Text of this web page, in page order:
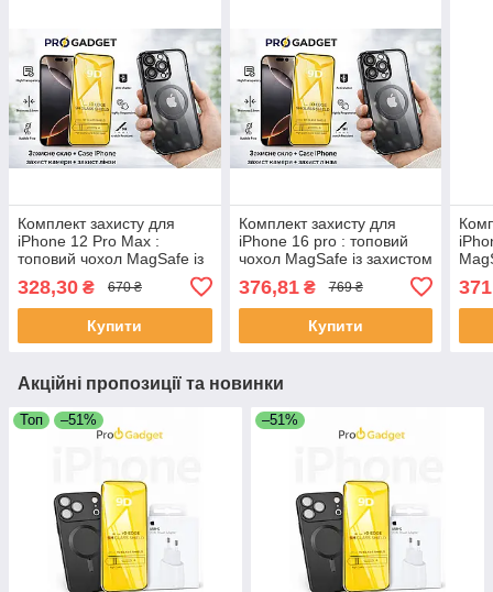
Комплект захисту для
iPhone 12 Pro Max :
топовий чохол MagSafe із
захисне скло 9D | Вибір
кольору
328,30 ₴ 670 ₴
Купити
Комплект захисту для
iPhone 16 pro : топовий
чохол MagSafe із захистом
камери + захисне скло 9D
| Вибір кольору
376,81₴ 769 ₴
Купити
|
Акційні пропозиції та новинки
Топ –51% –51%